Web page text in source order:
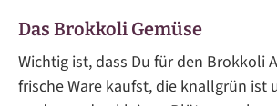
Das Brokkoli Gemüse
Wichtig ist, dass Du für den Brokkoli
frische Ware kaufst, die knallgrün ist